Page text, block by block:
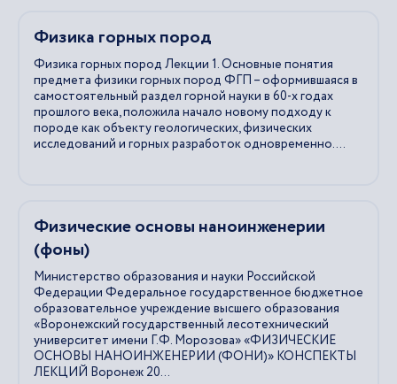
Физика горных пород
Физика горных пород Лекции 1. Основные понятия
предмета физики горных пород ФГП – оформившаяся в
самостоятельный раздел горной науки в 60-х годах
прошлого века, положила начало новому подходу к
породе как объекту геологических, физических
исследований и горных разработок одновременно....
Физические основы наноинженерии
(фоны)
Министерство образования и науки Российской
Федерации Федеральное государственное бюджетное
образовательное учреждение высшего образования
«Воронежский государственный лесотехнический
университет имени Г.Ф. Морозова» «ФИЗИЧЕСКИЕ
ОСНОВЫ НАНОИНЖЕНЕРИИ (ФОНИ)» КОНСПЕКТЫ
ЛЕКЦИЙ Воронеж 20...